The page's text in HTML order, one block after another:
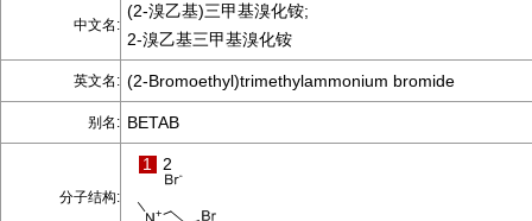
中文名:
(2-溴乙基)三甲基溴化铵;
2-溴乙基三甲基溴化铵
英文名: (2-Bromoethyl)trimethylammonium bromide
别名: BETAB
分子结构:
1 2